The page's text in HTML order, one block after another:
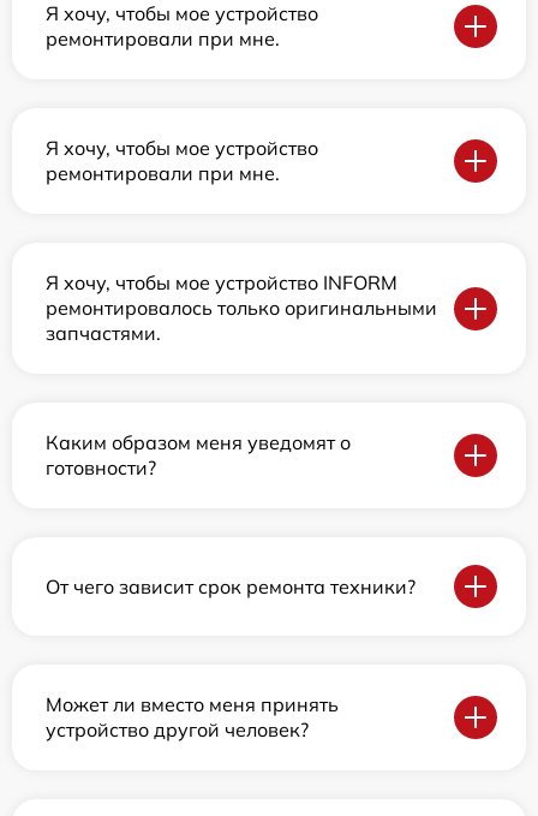
Я хочу, чтобы мое устройство
ремонтировали при мне.
Я хочу, чтобы мое устройство
ремонтировали при мне.
Я хочу, чтобы мое устройство INFORM
ремонтировалось только оригинальными
запчастями.
Каким образом меня уведомят о
готовности?
От чего зависит срок ремонта техники?
Может ли вместо меня принять
устройство другой человек?